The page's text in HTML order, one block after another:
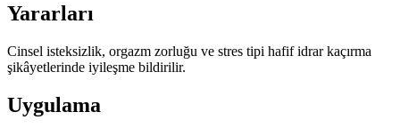
Yararları
Cinsel isteksizlik, orgazm zorluğu ve stres tipi hafif idrar kaçırma
şikâyetlerinde iyileşme bildirilir.
Uygulama